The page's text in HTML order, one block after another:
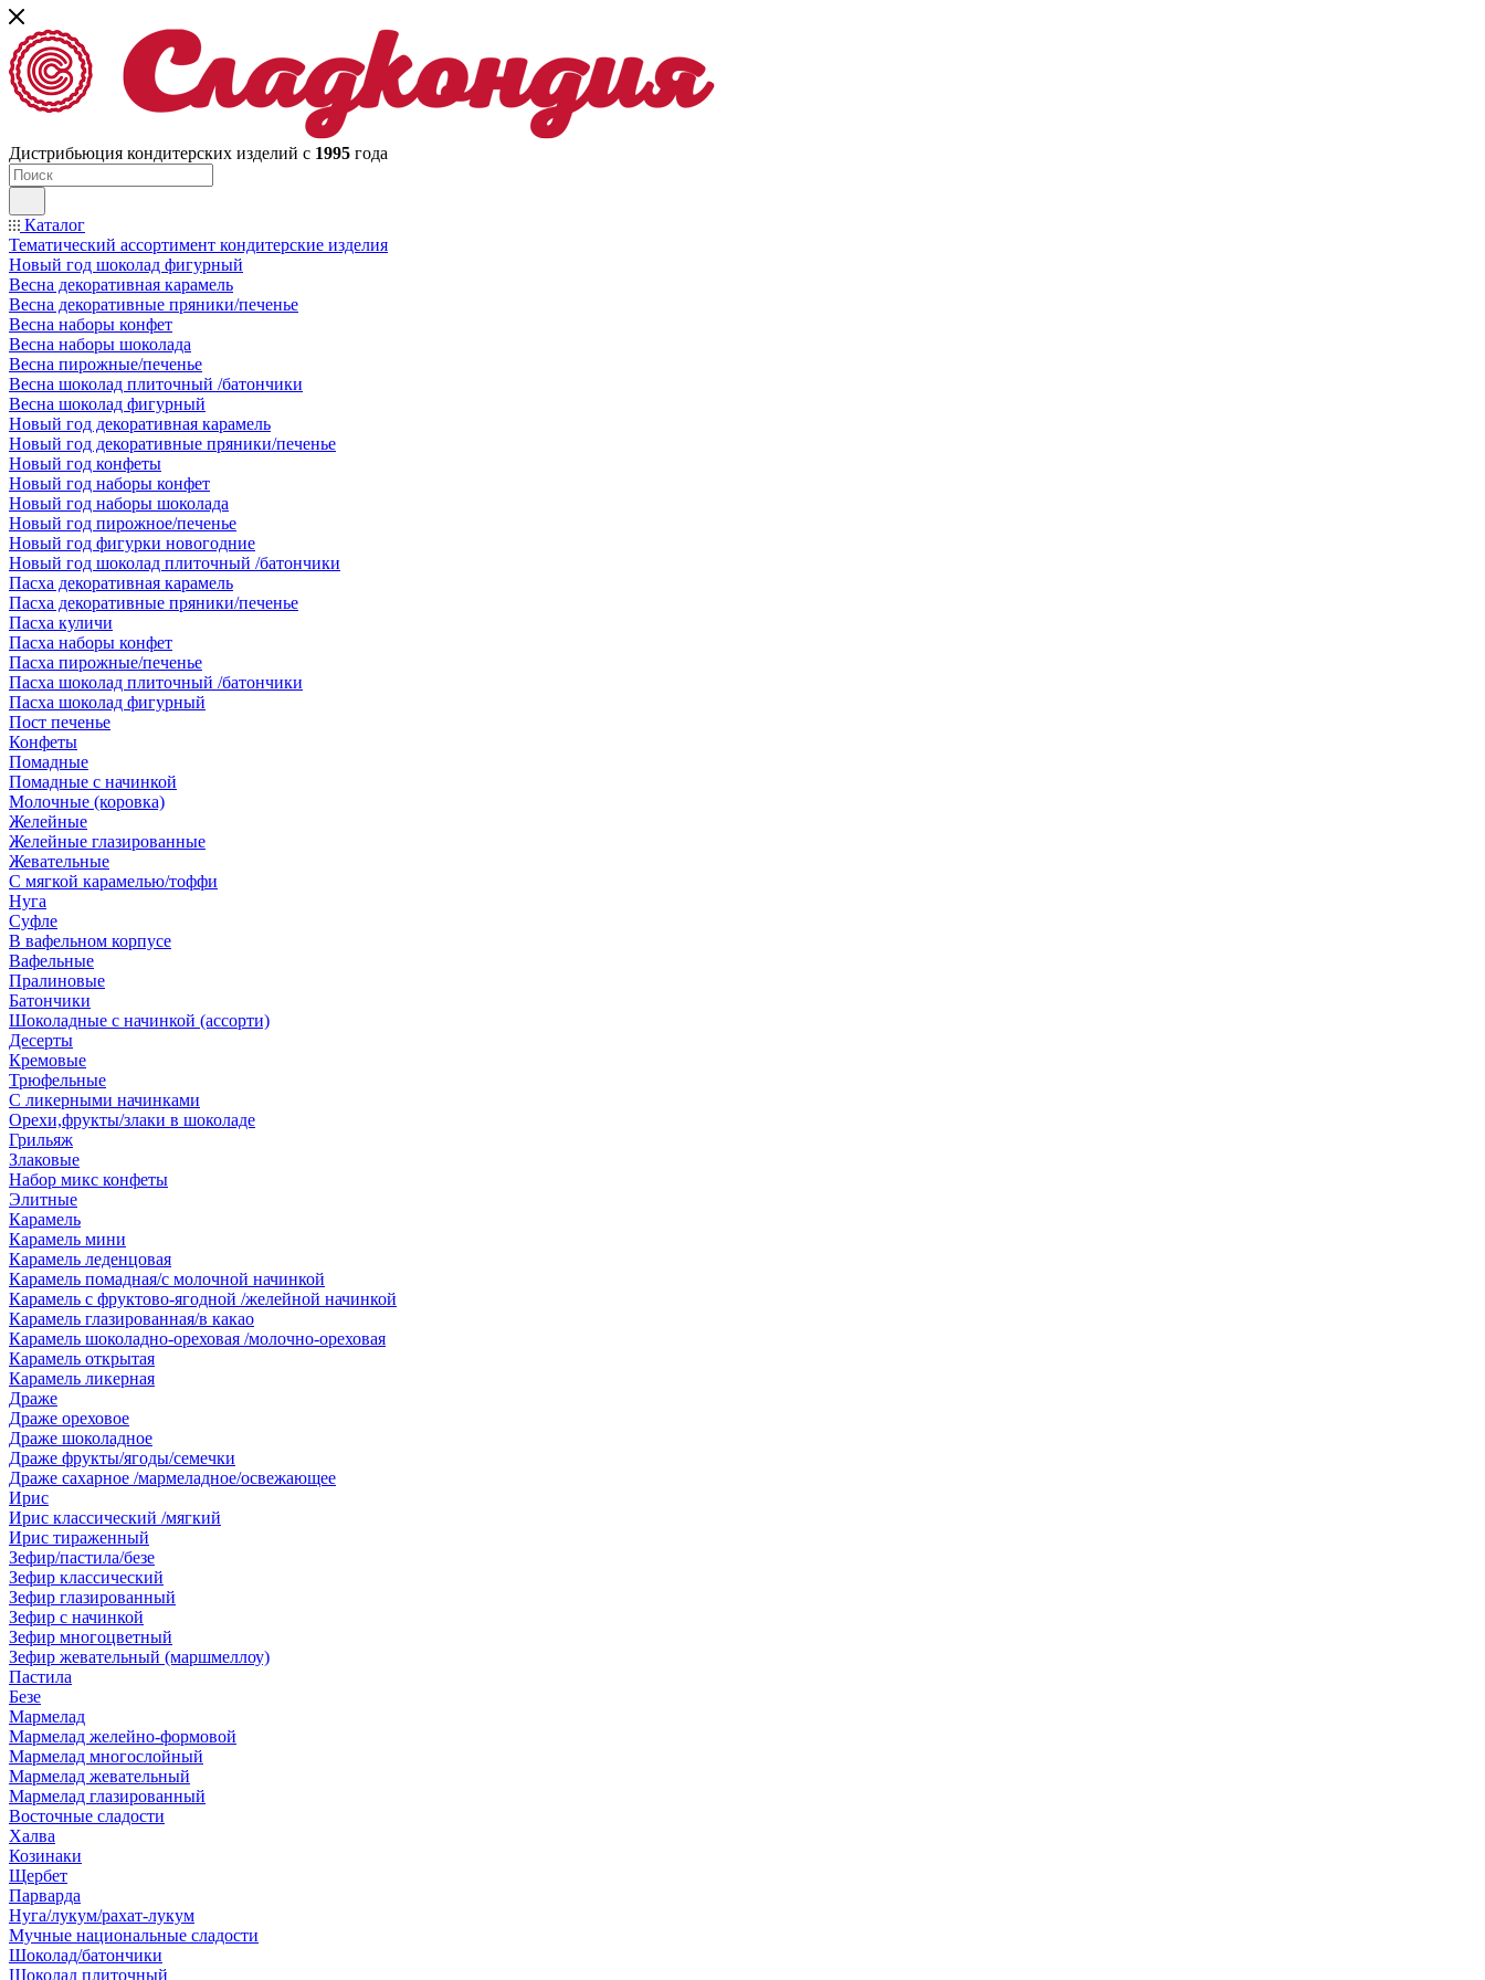
Дистрибьюция кондитерских изделий с 1995 года
Каталог
Тематический ассортимент кондитерские изделия
Новый год шоколад фигурный
Весна декоративная карамель
Весна декоративные пряники/печенье
Весна наборы конфет
Весна наборы шоколада
Весна пирожные/печенье
Весна шоколад плиточный /батончики
Весна шоколад фигурный
Новый год декоративная карамель
Новый год декоративные пряники/печенье
Новый год конфеты
Новый год наборы конфет
Новый год наборы шоколада
Новый год пирожное/печенье
Новый год фигурки новогодние
Новый год шоколад плиточный /батончики
Пасха декоративная карамель
Пасха декоративные пряники/печенье
Пасха куличи
Пасха наборы конфет
Пасха пирожные/печенье
Пасха шоколад плиточный /батончики
Пасха шоколад фигурный
Пост печенье
Конфеты
Помадные
Помадные с начинкой
Молочные (коровка)
Желейные
Желейные глазированные
Жевательные
С мягкой карамелью/тоффи
Нуга
Суфле
В вафельном корпусе
Вафельные
Пралиновые
Батончики
Шоколадные с начинкой (ассорти)
Десерты
Кремовые
Трюфельные
С ликерными начинками
Орехи,фрукты/злаки в шоколаде
Грильяж
Злаковые
Набор микс конфеты
Элитные
Карамель
Карамель мини
Карамель леденцовая
Карамель помадная/с молочной начинкой
Карамель с фруктово-ягодной /желейной начинкой
Карамель глазированная/в какао
Карамель шоколадно-ореховая /молочно-ореховая
Карамель открытая
Карамель ликерная
Драже
Драже ореховое
Драже шоколадное
Драже фрукты/ягоды/семечки
Драже сахарное /мармеладное/освежающее
Ирис
Ирис классический /мягкий
Ирис тираженный
Зефир/пастила/безе
Зефир классический
Зефир глазированный
Зефир с начинкой
Зефир многоцветный
Зефир жевательный (маршмеллоу)
Пастила
Безе
Мармелад
Мармелад желейно-формовой
Мармелад многослойный
Мармелад жевательный
Мармелад глазированный
Восточные сладости
Халва
Козинаки
Щербет
Парварда
Нуга/лукум/рахат-лукум
Мучные национальные сладости
Шоколад/батончики
Шоколад плиточный